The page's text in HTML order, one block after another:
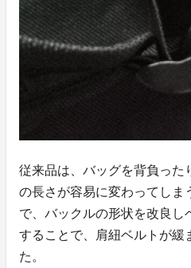
従来品は、バッグを背負った
の長さが容易に変わってしま
で、バックルの形状を改良し
することで、肩紐ベルトが緩
た。